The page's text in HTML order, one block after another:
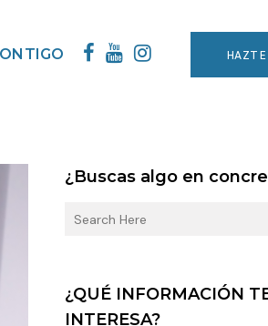
¿Buscas algo en
¿QUÉ INFORMACIÓN
INTERESA?